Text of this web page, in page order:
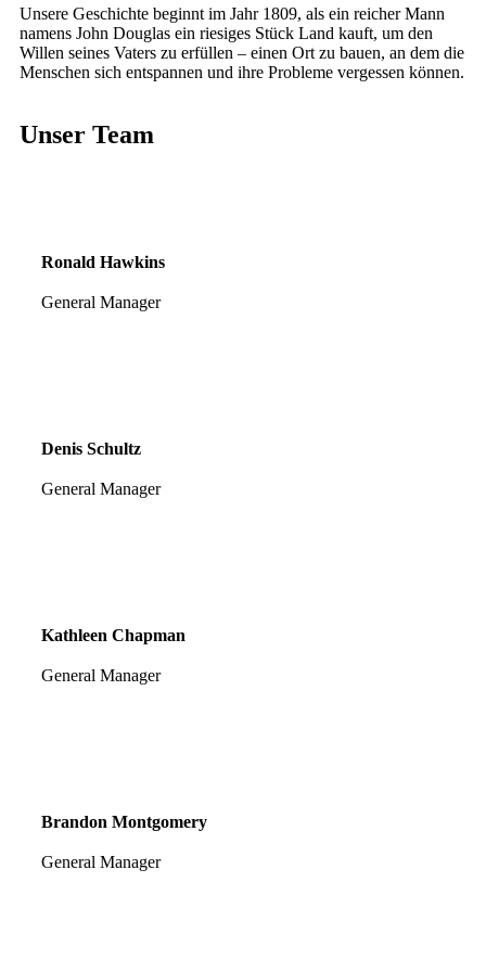
Unsere Geschichte beginnt im Jahr 1809, als ein reicher Mann
namens John Douglas ein riesiges Stück Land kauft, um den
Willen seines Vaters zu erfüllen – einen Ort zu bauen, an dem die
Menschen sich entspannen und ihre Probleme vergessen können.
Unser Team
Ronald Hawkins
General Manager
Denis Schultz
General Manager
Kathleen Chapman
General Manager
Brandon Montgomery
General Manager